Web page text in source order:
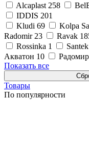
Alcaplast 258
IDDIS 201
Kludi 69 Kolpa
Radomir 23 Ravak
Rossinka 1 Santek
Акватон 10 Радомир
Показать все
Товары
По популярности